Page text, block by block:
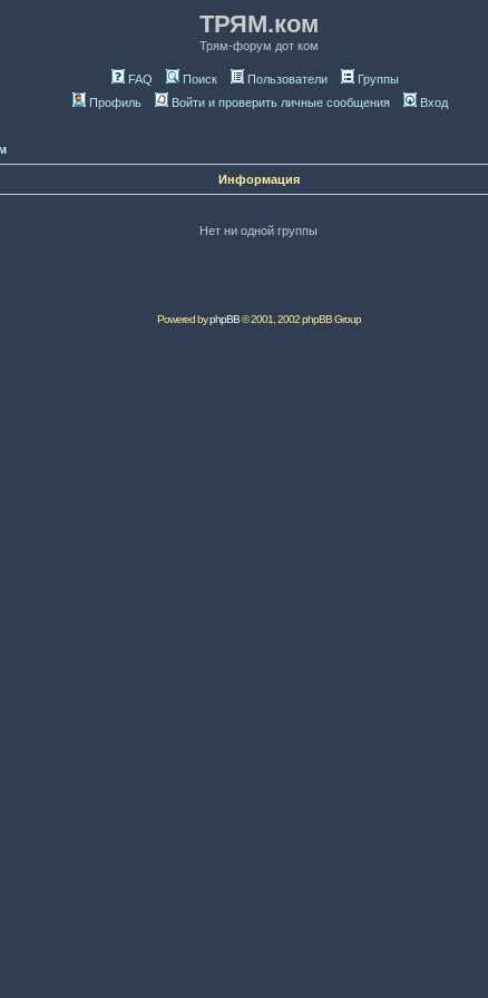
ТРЯМ.ком
Трям-форум дот ком
FAQ Поиск Пользователи
Группы
Профиль
Войти и проверить личные сообщения Вход
Информация
Нет ни одной группы
Powered byphpBB© 2001, 2002 phpBB Group